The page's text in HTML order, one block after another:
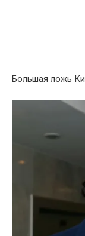
Большая ложь